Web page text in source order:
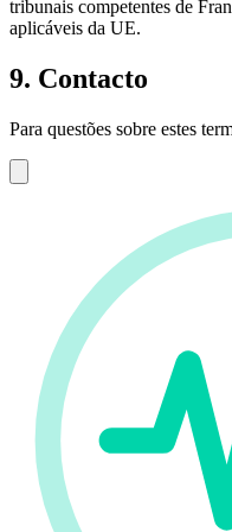
tribunais competentes de
aplicáveis da UE.
9. Contacto
Para questões sobre estes